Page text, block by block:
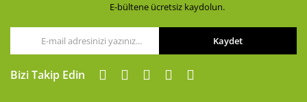
E-bültene ücretsiz kaydolun.
Kaydet
Bizi Takip Edin